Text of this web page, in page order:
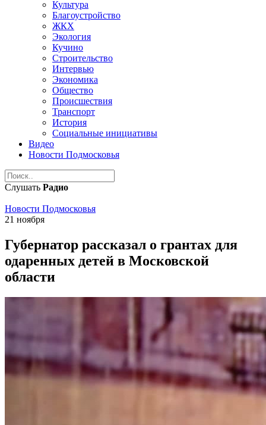
Культура
Благоустройство
ЖКХ
Экология
Кучино
Строительство
Интервью
Экономика
Общество
Происшествия
Транспорт
История
Социальные инициативы
Видео
Новости Подмосковья
Слушать Радио
Новости Подмосковья
21 ноября
Губернатор рассказал о грантах для
одаренных детей в Московской
области